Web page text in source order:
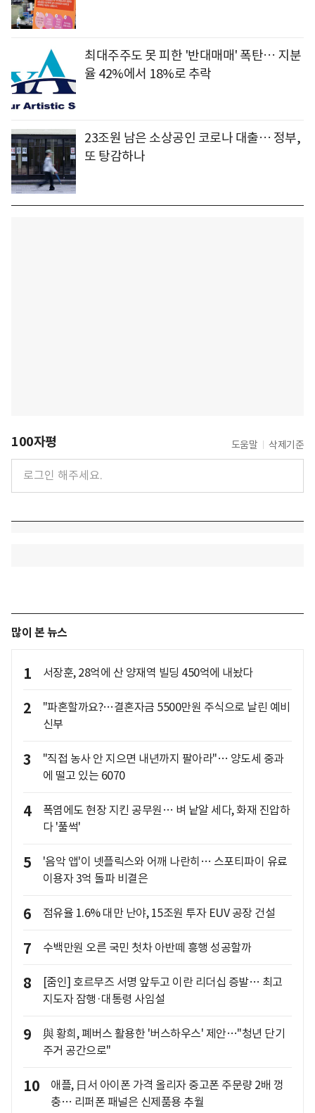
최대주주도 못 피한 '반대매매' 폭탄… 지분
율 42%에서 18%로 추락
23조원 남은 소상공인 코로나 대출… 정부,
또 탕감하나
100자평 도움말 삭제기준
많이 본 뉴스
1 서장훈, 28억에 산 양재역 빌딩 450억에 내놨다
2
"파혼할까요?…결혼자금 5500만원 주식으로 날린 예비
신부
3
"직접 농사 안 지으면 내년까지 팔아라"… 양도세 중과
에 떨고 있는 6070
4
폭염에도 현장 지킨 공무원… 벼 낱알 세다, 화재 진압하
다 '풀썩'
5
'음악 앱'이 넷플릭스와 어깨 나란히… 스포티파이 유료
이용자 3억 돌파 비결은
6 점유율 1.6% 대만 난야, 15조원 투자 EUV 공장 건설
7 수백만원 오른 국민 첫차 아반떼 흥행 성공할까
8
[줌인] 호르무즈 서명 앞두고 이란 리더십 증발… 최고
지도자 잠행·대통령 사임설
9
與 황희, 폐버스 활용한 '버스하우스' 제안…"청년 단기
주거 공간으로"
10
애플, 日서 아이폰 가격 올리자 중고폰 주문량 2배 껑
충… 리퍼폰 패널은 신제품용 추월